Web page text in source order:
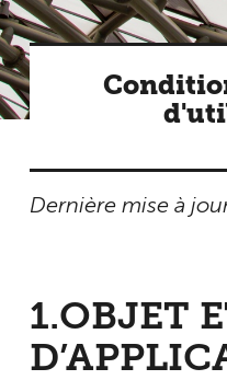
Dernière mise à
1.OBJET